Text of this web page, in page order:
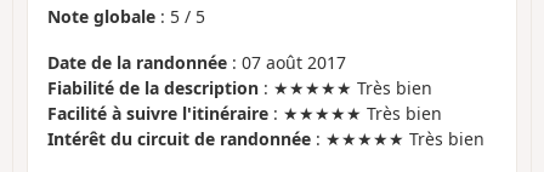
Note globale : 5 / 5
Date de la randonnée : 07 août 2017
Fiabilité de la description : ★★★★★ Très bien
Facilité à suivre l'itinéraire : ★★★★★ Très bien
Intérêt du circuit de randonnée : ★★★★★ Très bien